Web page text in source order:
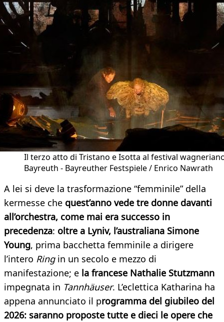
Il terzo atto di Tristano e Isotta al festival
Bayreuth - Bayreuther Festspiele / Enrico Nawrath
​A lei si deve la trasformazione “femminile” della
kermesse che quest’anno vede tre donne davanti
all’orchestra, come mai era successo in
precedenza: oltre a Lyniv, l’australiana Simone
Young, prima bacchetta femminile a dirigere
l’intero Ring in un secolo e mezzo di
manifestazione; e la francese Nathalie Stutzmann
impegnata in Tannhäuser. L’eclettica Katharina ha
appena annunciato il programma del giubileo del
2026: saranno proposte tutte e dieci le opere che